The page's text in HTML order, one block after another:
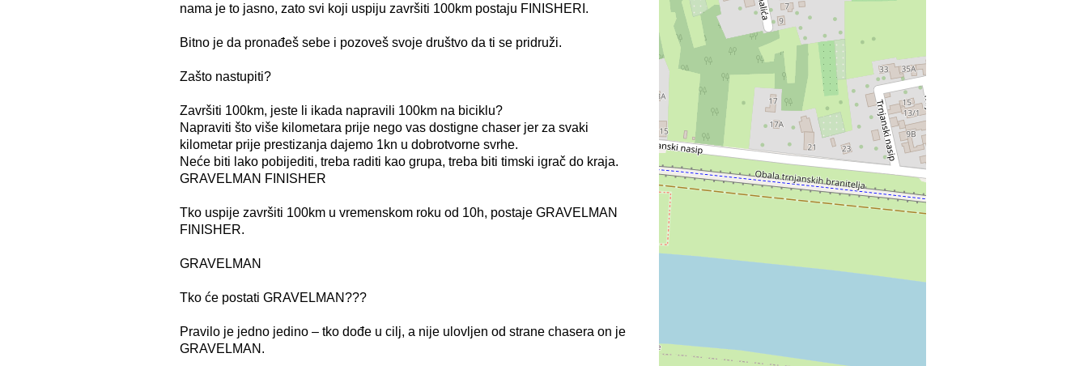
nama je to jasno, zato svi koji uspiju završiti 100km postaju FINISHERI.
Bitno je da pronađeš sebe i pozoveš svoje društvo da ti se pridruži.
Zašto nastupiti?
Završiti 100km, jeste li ikada napravili 100km na biciklu?
Napraviti što više kilometara prije nego vas dostigne chaser jer za svaki
kilometar prije prestizanja dajemo 1kn u dobrotvorne svrhe.
Neće biti lako pobijediti, treba raditi kao grupa, treba biti timski igrač do kraja.
GRAVELMAN FINISHER
Tko uspije završiti 100km u vremenskom roku od 10h, postaje GRAVELMAN
FINISHER.
GRAVELMAN
Tko će postati GRAVELMAN???
Pravilo je jedno jedino – tko dođe u cilj, a nije ulovljen od strane chasera on je
GRAVELMAN.